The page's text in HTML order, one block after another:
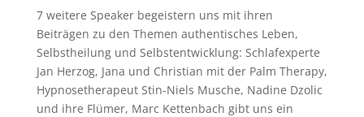
7 weitere Speaker begeistern uns mit ihren
Beiträgen zu den Themen authentisches Leben,
Selbstheilung und Selbstentwicklung: Schlafexperte
Jan Herzog, Jana und Christian mit der Palm Therapy,
Hypnosetherapeut Stin-Niels Musche, Nadine Dzolic
und ihre Flümer, Marc Kettenbach gibt uns ein